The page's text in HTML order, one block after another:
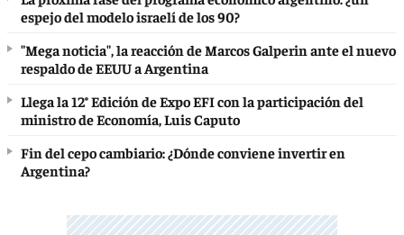
espejo del modelo israelí de los 90?
"Mega noticia", la reacción de Marcos Galperin ante el nuevo
respaldo de EEUU a Argentina
Llega la 12° Edición de Expo EFI con la participación del
ministro de Economía, Luis Caputo
Fin del cepo cambiario: ¿Dónde conviene invertir en
Argentina?